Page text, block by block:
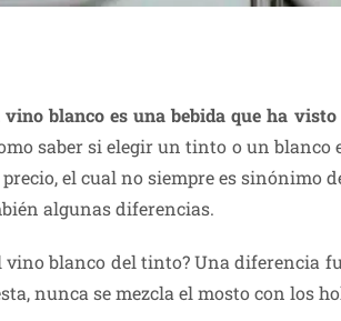
vino blanco es una bebida que ha
saber si elegir un tinto o un blanco
el cual no siempre es
algunas diferencias.
vino blanco del tinto? Una diferencia
nunca se mezcla el mosto con los